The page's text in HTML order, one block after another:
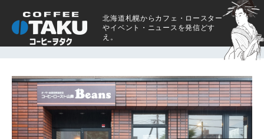
北海道札幌からカフェ・ロースター
やイベント・ニュースを発信どす
え。